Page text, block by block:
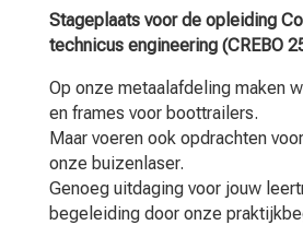
Stageplaats voor de opleiding
technicus engineering (CREBO
Op onze metaalafdeling maken
en frames voor boottrailers.
Maar voeren ook opdrachten
onze buizenlaser.
Genoeg uitdaging voor jouw
begeleiding door onze